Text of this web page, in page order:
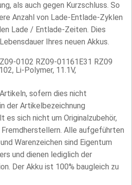
als auch gegen Kurzschluss. So
Anzahl von Lade-Entlade-Zyklen
Lade / Entlade-Zeiten. Dies
Ihres neuen Akkus.
0102 RZ09-01161E31 RZ09
Li-Polymer, 11.1V,
sofern dies nicht
der Artikelbezeichnung
es sich nicht um Originalzubehör,
Alle aufgeführten
Warenzeichen sind Eigentum
und dienen lediglich der
Der Akku ist 100% baugleich zu